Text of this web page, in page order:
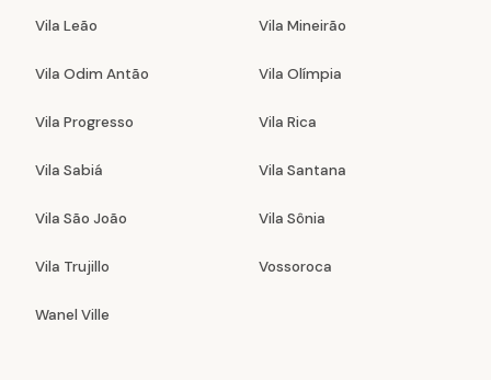
Vila Leão Vila Mineirão
Vila Odim Antão Vila Olímpia
Vila Progresso Vila Rica
Vila Sabiá Vila Santana
Vila São João Vila Sônia
Vila Trujillo Vossoroca
Wanel Ville